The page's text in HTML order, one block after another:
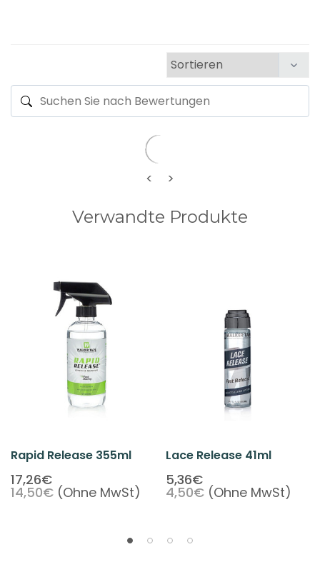
< >
Verwandte Produkte
Rapid Release 355ml
17,26€
14,50€ (Ohne MwSt)
Lace Release 41ml
5,36€
4,50€ (Ohne MwSt)